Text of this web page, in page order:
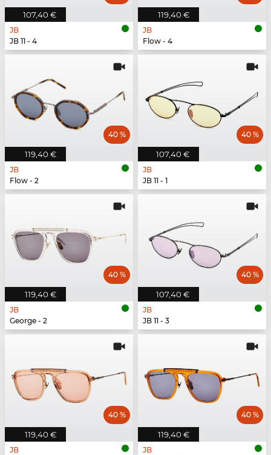
107,40 €
JB
JB 11 - 4
119,40 €
JB
Flow - 4
119,40 €
40 %
JB
Flow - 2
107,40 €
40 %
JB
JB 11 - 1
119,40 €
40 %
JB
George - 2
107,40 €
40 %
JB
JB 11 - 3
119,40 €
40 %
JB
119,40 €
40 %
JB